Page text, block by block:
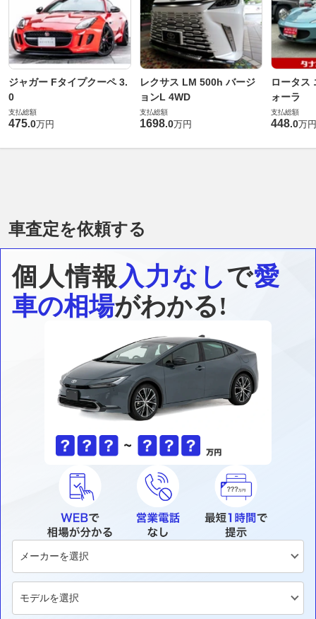
ジャガー Fタイプクーペ 3.
0
支払総額
475.0万円
レクサス LM 500h バージ
ョンL 4WD
支払総額
1698.0万円
ロータス
ォーラ
支払総額
448.0万円
車査定を依頼する
個人情報入力なしで愛
車の相場がわかる!